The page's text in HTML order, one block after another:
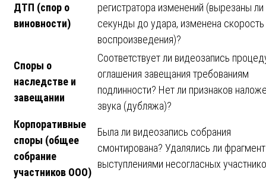
ДТП (спор о
виновности)
регистратора изменений (вырезаны ли
секунды до удара, изменена скорость
воспроизведения)?
Споры о
наследстве и
завещании
Соответствует ли видеозапись
оглашения завещания требованиям
подлинности? Нет ли признаков
звука (дубляжа)?
Корпоративные
споры (общее
собрание
участников ООО)
Была ли видеозапись собрания
смонтирована? Удалялись ли
выступлениями несогласных